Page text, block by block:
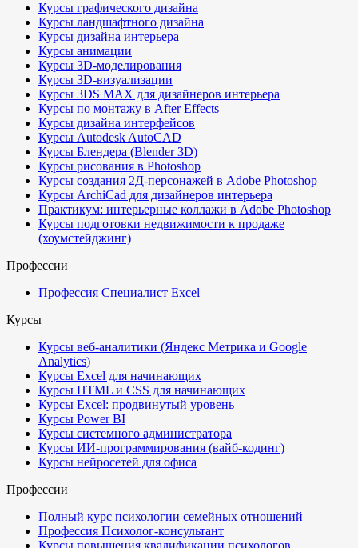
Курсы графического дизайна
Курсы ландшафтного дизайна
Курсы дизайна интерьера
Курсы анимации
Курсы 3D-моделирования
Курсы 3D-визуализации
Курсы 3DS MAX для дизайнеров интерьера
Курсы по монтажу в After Effects
Курсы дизайна интерфейсов
Курсы Autodesk AutoCAD
Курсы Блендера (Blender 3D)
Курсы рисования в Photoshop
Курсы создания 2Д-персонажей в Adobe Photoshop
Курсы ArchiCad для дизайнеров интерьера
Практикум: интерьерные коллажи в Adobe Photoshop
Курсы подготовки недвижимости к продаже
(хоумстейджинг)
Профессии
Профессия Специалист Excel
Курсы
Курсы веб-аналитики (Яндекс Метрика и Google
Analytics)
Курсы Excel для начинающих
Курсы HTML и CSS для начинающих
Курсы Excel: продвинутый уровень
Курсы Power BI
Курсы системного администратора
Курсы ИИ-программирования (вайб-кодинг)
Курсы нейросетей для офиса
Профессии
Полный курс психологии семейных отношений
Профессия Психолог-консультант
Курсы повышения квалификации психологов